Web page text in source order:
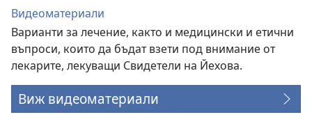
Видеоматериали
Варианти за лечение, както и медицински и етични
въпроси, които да бъдат взети под внимание от
лекарите, лекуващи Свидетели на Йехова.
Виж видеоматериали